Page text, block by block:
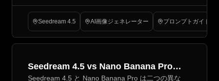
スタイル、ヒント、例を紹介します。
Seedream 4.5 AI画像ジェネレーター プロンプトガイド
Seedream 4.5 vs Nano Banana Pro：
Seedream 4.5 と Nano Banana Pro は二つの異な